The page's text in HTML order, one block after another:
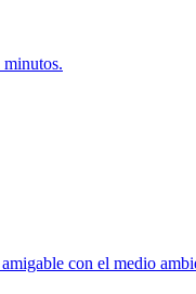
con el medio